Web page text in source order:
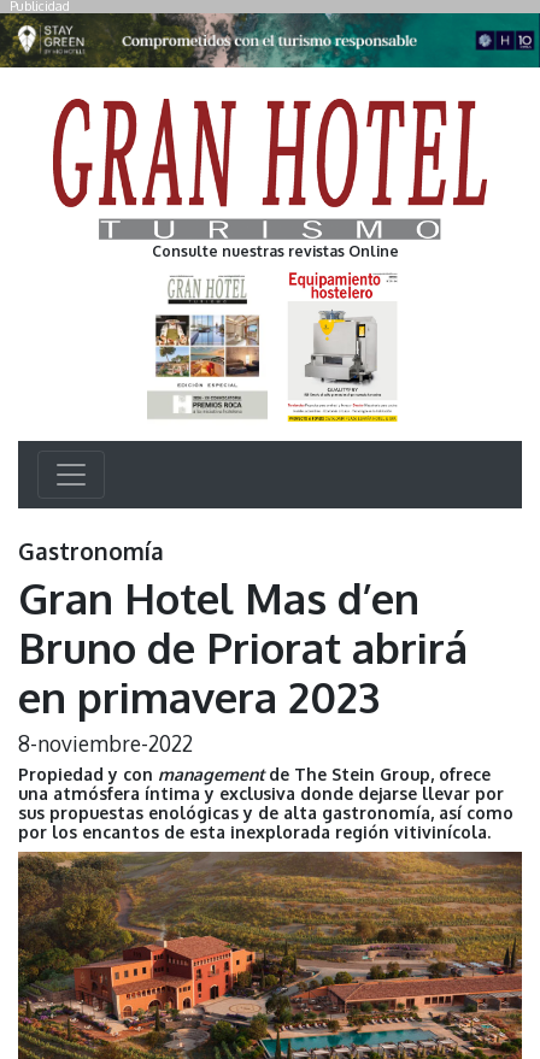
Publicidad
Consulte nuestras revistas Online
Gastronomía
Gran Hotel Mas d’en
Bruno de Priorat abrirá
en primavera 2023
8-noviembre-2022
Propiedad y con managementde The Stein Group, ofrece
una atmósfera íntima y exclusiva donde dejarse llevar por
sus propuestas enológicas y de alta gastronomía, así como
por los encantos de esta inexplorada región vitivinícola.